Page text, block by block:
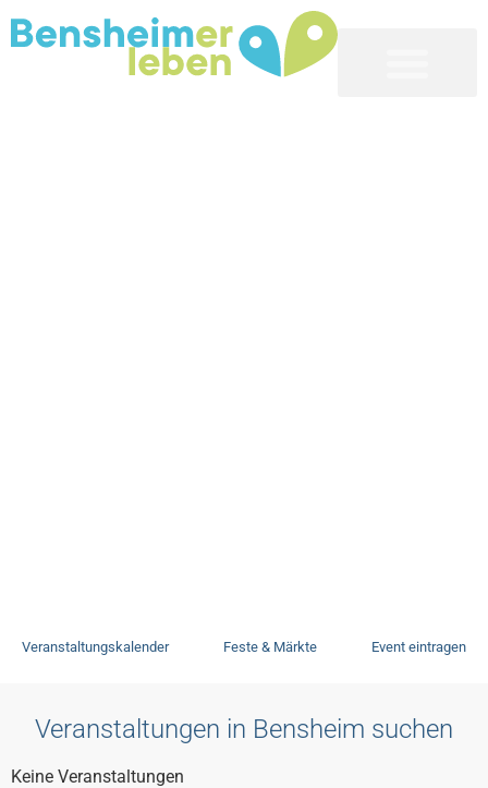
Veranstaltungskalender Feste & Märkte Event eintragen
Veranstaltungen in Bensheim suchen
Keine Veranstaltungen